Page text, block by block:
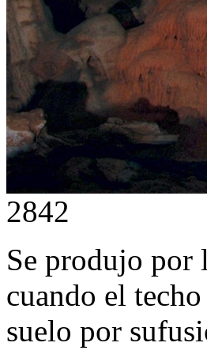
2842
Se produjo por
cuando el
suelo por